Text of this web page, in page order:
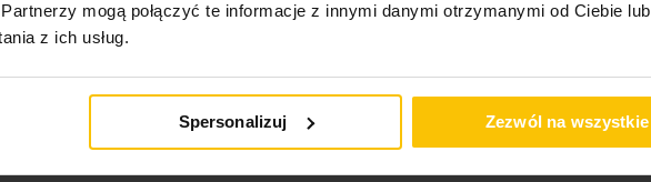
mogą połączyć te informacje z innymi danymi otrzymanymi od Ciebie lub
z ich usług.
Spersonalizuj Zezwól na wszystkie